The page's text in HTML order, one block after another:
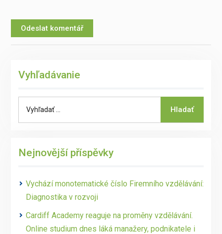
Vyhľadávanie
Hladať
Nejnovější příspěvky
Vychází monotematické číslo Firemního vzdělávání:
Diagnostika v rozvoji
Cardiff Academy reaguje na proměny vzdělávání.
Online studium dnes láká manažery, podnikatele i